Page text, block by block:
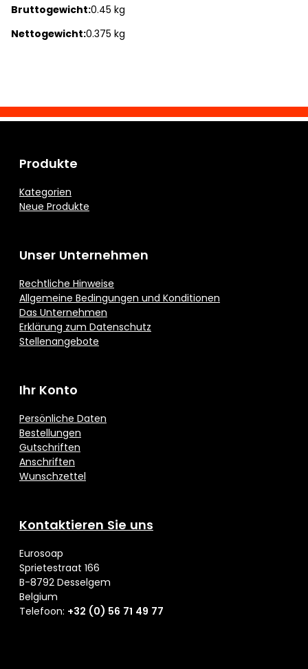
Bruttogewicht:0.45 kg
Nettogewicht:0.375 kg
Produkte
Kategorien
Neue Produkte
Unser Unternehmen
Rechtliche Hinweise
Allgemeine Bedingungen und Konditionen
Das Unternehmen
Erklärung zum Datenschutz
Stellenangebote
Ihr Konto
Persönliche Daten
Bestellungen
Gutschriften
Anschriften
Wunschzettel
Kontaktieren Sie uns
Eurosoap
Sprietestraat 166
B-8792 Desselgem
Belgium
Telefoon: +32 (0) 56 71 49 77